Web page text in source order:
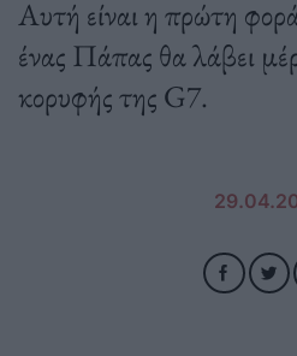
Αυτή είναι η πρώτη
ένας Πάπας θα λάβει
κορυφής της G7.